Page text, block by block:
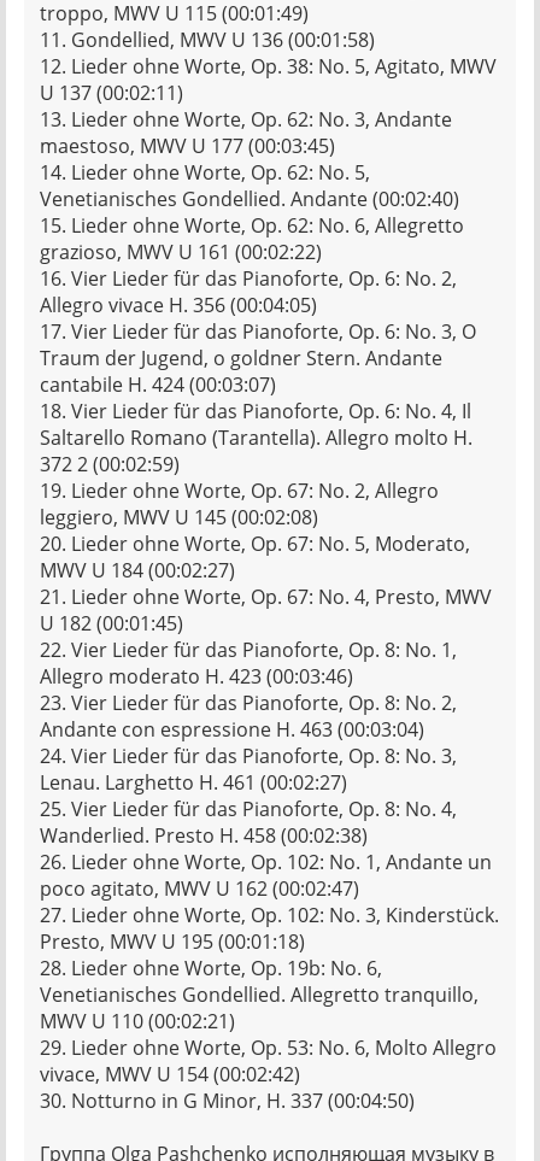
troppo, MWV U 115 (00:01:49)
11. Gondellied, MWV U 136 (00:01:58)
12. Lieder ohne Worte, Op. 38: No. 5, Agitato, MWV
U 137 (00:02:11)
13. Lieder ohne Worte, Op. 62: No. 3, Andante
maestoso, MWV U 177 (00:03:45)
14. Lieder ohne Worte, Op. 62: No. 5,
Venetianisches Gondellied. Andante (00:02:40)
15. Lieder ohne Worte, Op. 62: No. 6, Allegretto
grazioso, MWV U 161 (00:02:22)
16. Vier Lieder für das Pianoforte, Op. 6: No. 2,
Allegro vivace H. 356 (00:04:05)
17. Vier Lieder für das Pianoforte, Op. 6: No. 3, O
Traum der Jugend, o goldner Stern. Andante
cantabile H. 424 (00:03:07)
18. Vier Lieder für das Pianoforte, Op. 6: No. 4, Il
Saltarello Romano (Tarantella). Allegro molto H.
372 2 (00:02:59)
19. Lieder ohne Worte, Op. 67: No. 2, Allegro
leggiero, MWV U 145 (00:02:08)
20. Lieder ohne Worte, Op. 67: No. 5, Moderato,
MWV U 184 (00:02:27)
21. Lieder ohne Worte, Op. 67: No. 4, Presto, MWV
U 182 (00:01:45)
22. Vier Lieder für das Pianoforte, Op. 8: No. 1,
Allegro moderato H. 423 (00:03:46)
23. Vier Lieder für das Pianoforte, Op. 8: No. 2,
Andante con espressione H. 463 (00:03:04)
24. Vier Lieder für das Pianoforte, Op. 8: No. 3,
Lenau. Larghetto H. 461 (00:02:27)
25. Vier Lieder für das Pianoforte, Op. 8: No. 4,
Wanderlied. Presto H. 458 (00:02:38)
26. Lieder ohne Worte, Op. 102: No. 1, Andante un
poco agitato, MWV U 162 (00:02:47)
27. Lieder ohne Worte, Op. 102: No. 3, Kinderstück.
Presto, MWV U 195 (00:01:18)
28. Lieder ohne Worte, Op. 19b: No. 6,
Venetianisches Gondellied. Allegretto tranquillo,
MWV U 110 (00:02:21)
29. Lieder ohne Worte, Op. 53: No. 6, Molto Allegro
vivace, MWV U 154 (00:02:42)
30. Notturno in G Minor, H. 337 (00:04:50)
Группа Olga Pashchenko исполняющая музыку в